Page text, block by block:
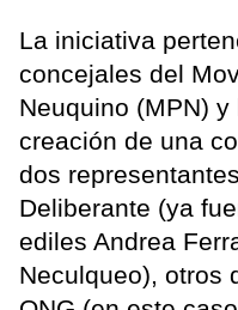
La iniciativa
concejales del
Neuquino (MPN)
creación de una
dos
Deliberante (ya
ediles Andrea
Neculqueo), otros